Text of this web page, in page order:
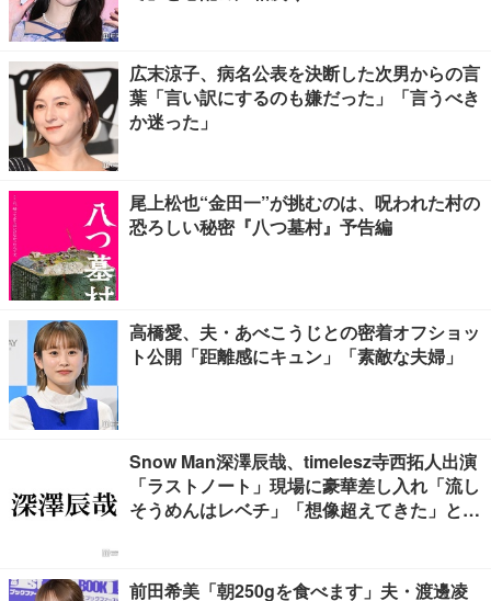
広末涼子、病名公表を決断した次男からの言
葉「言い訳にするのも嫌だった」「言うべき
か迷った」
尾上松也“金田一”が挑むのは、呪われた村の
恐ろしい秘密『八つ墓村』予告編
高橋愛、夫・あべこうじとの密着オフショッ
ト公開「距離感にキュン」「素敵な夫婦」
Snow Man深澤辰哉、timelesz寺西拓人出演
「ラストノート」現場に豪華差し入れ「流し
そうめんはレベチ」「想像超えてきた」と絶
前田希美「朝250gを食べます」夫・渡邊凌